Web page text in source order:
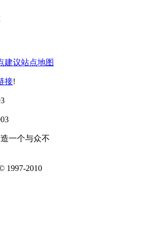
建议站点地图
接!
一个与众不
1997-2010